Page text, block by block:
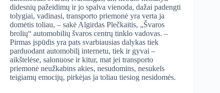
didesnių pažeidimų ir jo spalva vienoda, dažai padengti
tolygiai, vadinasi, transporto priemonė yra verta ja
domėtis toliau, – sakė Algirdas Plečkaitis, „Švaros
brolių“ automobilių švaros centrų tinklo vadovas. –
Pirmas įspūdis yra pats svarbiausias dalykas tiek
parduodant automobilį internetu, tiek ir gyvai –
aikštelėse, salonuose ir kitur, mat jei transporto
priemonė neužkabins akies, nesudomins, nesukels
teigiamų emocijų, pirkėjas ja toliau tiesiog nesidomės.